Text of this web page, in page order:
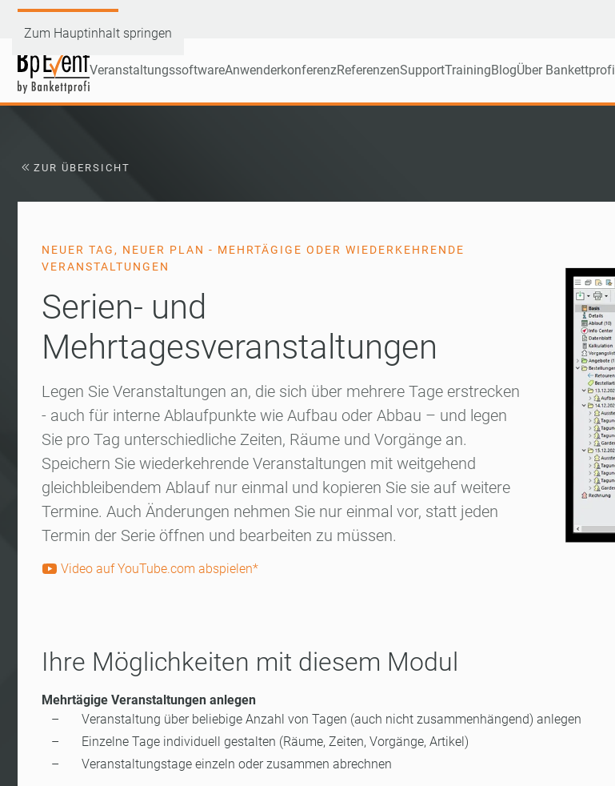
Zum Hauptinhalt springen
VeranstaltungssoftwareAnwenderkonferenzReferenzenSupportTrainingBlogÜber Bankettprofi
ZUR ÜBERSICHT
NEUER TAG, NEUER PLAN - MEHRTÄGIGE ODER WIEDERKEHRENDE
VERANSTALTUNGEN
Serien- und
Mehrtagesveranstaltungen
Legen Sie Veranstaltungen an, die sich über mehrere Tage erstrecken
- auch für interne Ablaufpunkte wie Aufbau oder Abbau – und legen
Sie pro Tag unterschiedliche Zeiten, Räume und Vorgänge an.
Speichern Sie wiederkehrende Veranstaltungen mit weitgehend
gleichbleibendem Ablauf nur einmal und kopieren Sie sie auf weitere
Termine. Auch Änderungen nehmen Sie nur einmal vor, statt jeden
Termin der Serie öffnen und bearbeiten zu müssen.
Video auf YouTube.com abspielen*
Ihre Möglichkeiten mit diesem Modul
Mehrtägige Veranstaltungen anlegen
Veranstaltung über beliebige Anzahl von Tagen (auch nicht zusammenhängend) anlegen
Einzelne Tage individuell gestalten (Räume, Zeiten, Vorgänge, Artikel)
Veranstaltungstage einzeln oder zusammen abrechnen